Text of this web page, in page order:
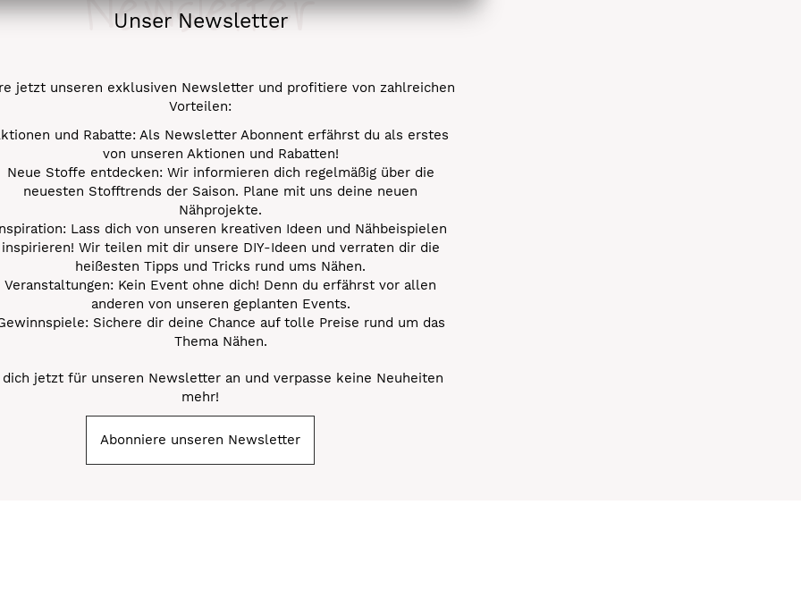
Unser Newsletter
jetzt unseren exklusiven Newsletter und profitiere von zahlreichen
Vorteilen:
und Rabatte: Als Newsletter Abonnent erfährst du als erstes
von unseren Aktionen und Rabatten!
Neue Stoffe entdecken: Wir informieren dich regelmäßig über die
neuesten Stofftrends der Saison. Plane mit uns deine neuen
Nähprojekte.
Lass dich von unseren kreativen Ideen und Nähbeispielen
inspirieren! Wir teilen mit dir unsere DIY-Ideen und verraten dir die
heißesten Tipps und Tricks rund ums Nähen.
Veranstaltungen: Kein Event ohne dich! Denn du erfährst vor allen
anderen von unseren geplanten Events.
Sichere dir deine Chance auf tolle Preise rund um das
Thema Nähen.
dich jetzt für unseren Newsletter an und verpasse keine Neuheiten
mehr!
Abonniere unseren Newsletter